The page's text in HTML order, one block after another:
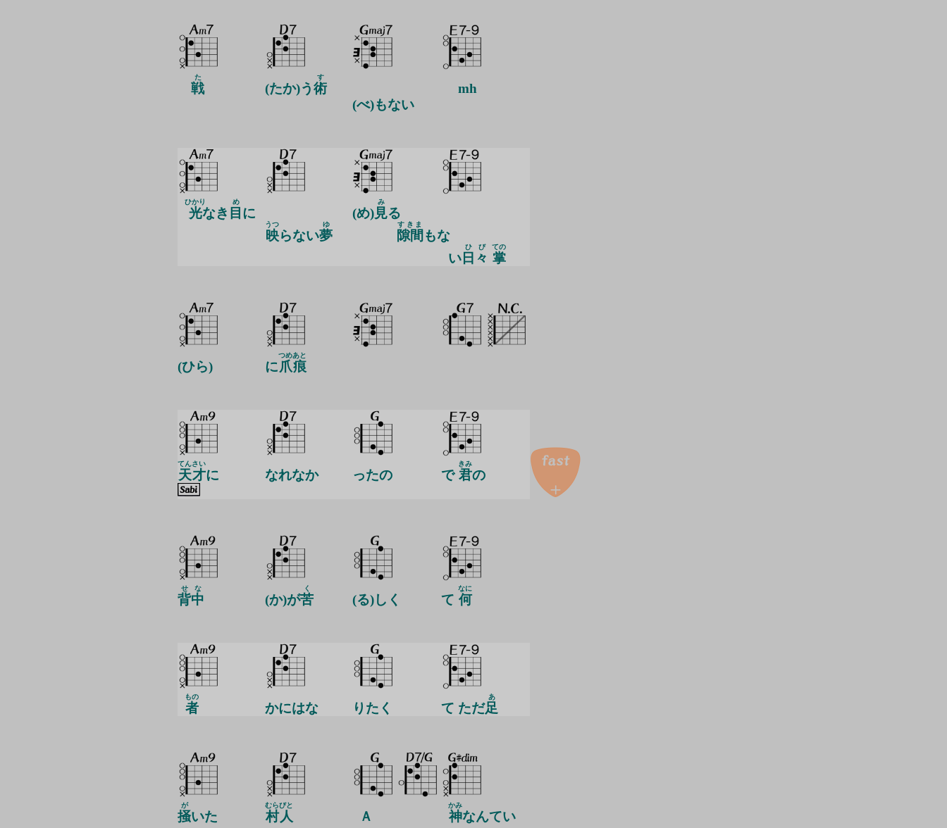
戦
た
(たか)う術
す
(べ)もない
mh
光
ひかり
なき 目
め
に
映
うつ
らない夢
ゆ
(め)見
み
る
隙間
すきま
もな
い 日々
ひび
掌
ての
(ひら) に爪
つめ
痕
あと
天
てん
才
さい
に なれなか ったの で 君
きみ
の
背
せ
中
な
(か)が苦
く
(る)しく て 何
なに
者
もの
かにはな りたく て ただ足
あ
掻
が
いた 村
むら
人
びと
Ａ 神
かみ
なんてい